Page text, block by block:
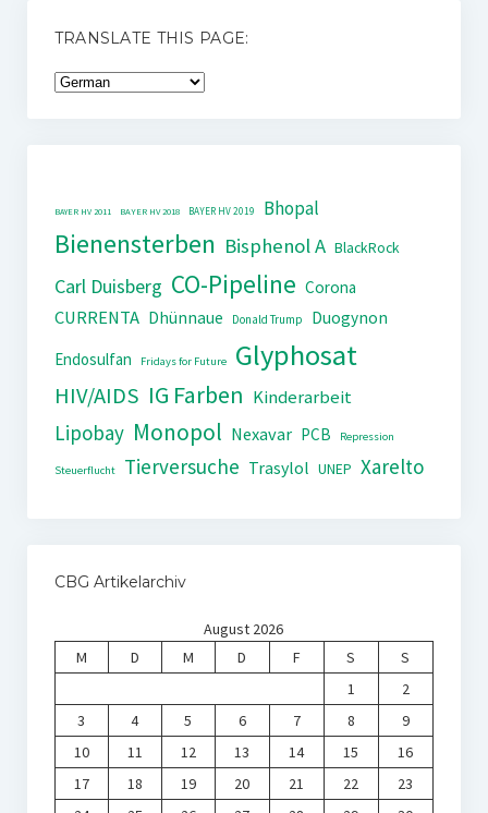
TRANSLATE THIS PAGE:
BAYER HV 2011 BAYER HV 2018 BAYER HV 2019 Bhopal
Bienensterben Bisphenol A BlackRock
Carl Duisberg CO-Pipeline Corona
CURRENTA Dhünnaue Donald Trump
Duogynon
Endosulfan
Fridays for Future Glyphosat
HIV/AIDS IG Farben Kinderarbeit
Lipobay Monopol Nexavar PCB Repression
Steuerflucht Tierversuche Trasylol UNEP Xarelto
CBG Artikelarchiv
August 2026
M
D M D F S
S
1
2
3
4 5 6 7 8
9
10
11 12 13 14 15
16
17
18 19 20 21 22
23